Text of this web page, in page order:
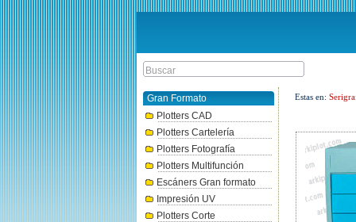
Gran Formato
Plotters CAD
Plotters Cartelería
Plotters Fotografía
Plotters Multifunción
Escáners Gran formato
Impresión UV
Plotters Corte
Estas en: